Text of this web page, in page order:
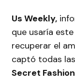
Us Weekly,
que usaría
recuperar el
captó todas
Secret